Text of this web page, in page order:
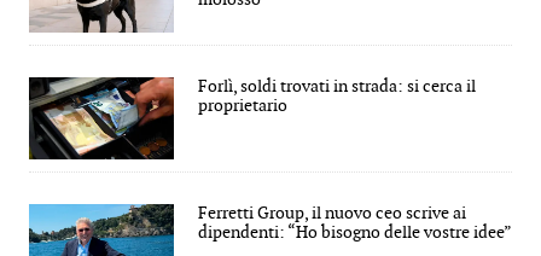
Forlì, soldi trovati in strada: si cerca il
proprietario
Ferretti Group, il nuovo ceo scrive ai
dipendenti: “Ho bisogno delle vostre idee”